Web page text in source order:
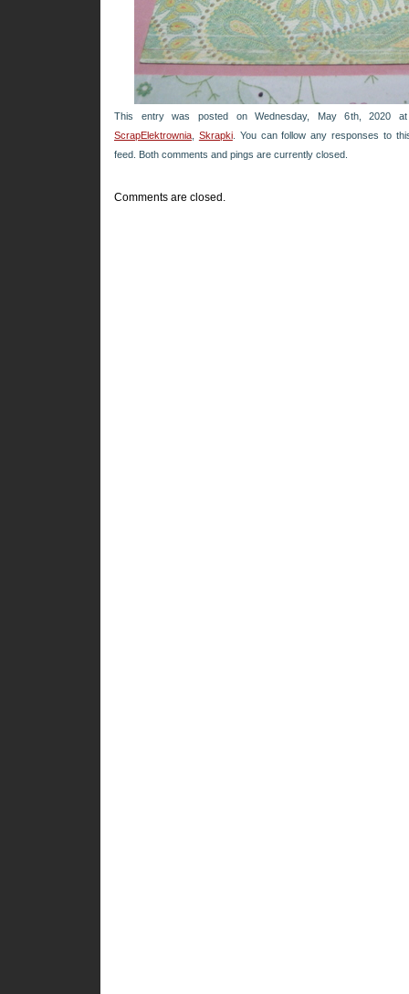
This entry was posted on Wednesday, May 6th, 2020
ScrapElektrownia
Skrapki. You can follow any responses to
feed. Both comments and pings are currently closed.
Comments are closed.